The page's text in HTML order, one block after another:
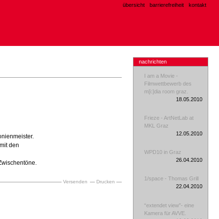
übersicht barrierefreiheit kontakt
den
Versenden Drucken
nachrichten
I am a Movie -
Filmwettbewerb des
m[i:]dia room graz.
18.05.2010
Frieze - ArtNetLab at
MKL Graz
12.05.2010
WPD10 in Graz
26.04.2010
1/space - Thomas Grill
22.04.2010
“extendet view”- eine
Kamera für AVVE.